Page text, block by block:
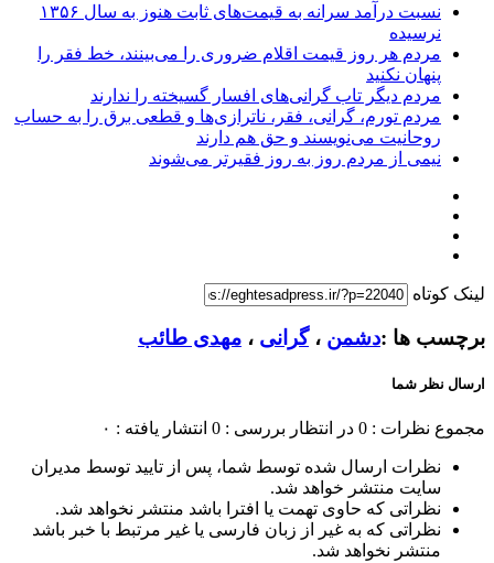
نسبت درآمد سرانه به قیمت‌های ثابت هنوز به سال ۱۳۵۶
نرسیده
مردم هر روز قیمت اقلام ضروری را می‌بینند، خط فقر را
پنهان نکنید
مردم دیگر تاب گرانی‌های افسار گسیخته را ندارند
مردم تورم، گرانی، فقر، ناترازی‌ها و قطعی برق را به حساب
روحانیت می‌نویسند و حق هم دارند
نیمی از مردم روز به روز فقیرتر می‌شوند
لینک کوتاه
برچسب ها :دشمن ،گرانی ، مهدی طائب
ارسال نظر شما
مجموع نظرات : 0 در انتظار بررسی : 0 انتشار یافته : ۰
نظرات ارسال شده توسط شما، پس از تایید توسط مدیران
سایت منتشر خواهد شد.
نظراتی که حاوی تهمت یا افترا باشد منتشر نخواهد شد.
نظراتی که به غیر از زبان فارسی یا غیر مرتبط با خبر باشد
منتشر نخواهد شد.